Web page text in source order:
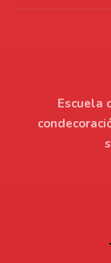
Escuela